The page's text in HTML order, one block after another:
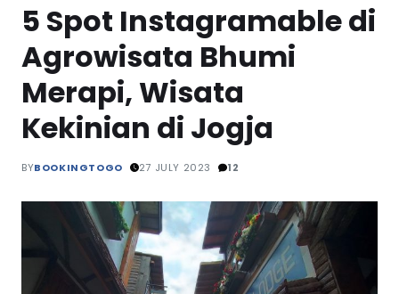
5 Spot Instagramable di
Agrowisata Bhumi
Merapi, Wisata
Kekinian di Jogja
BYBOOKINGTOGO 27 JULY 2023 12